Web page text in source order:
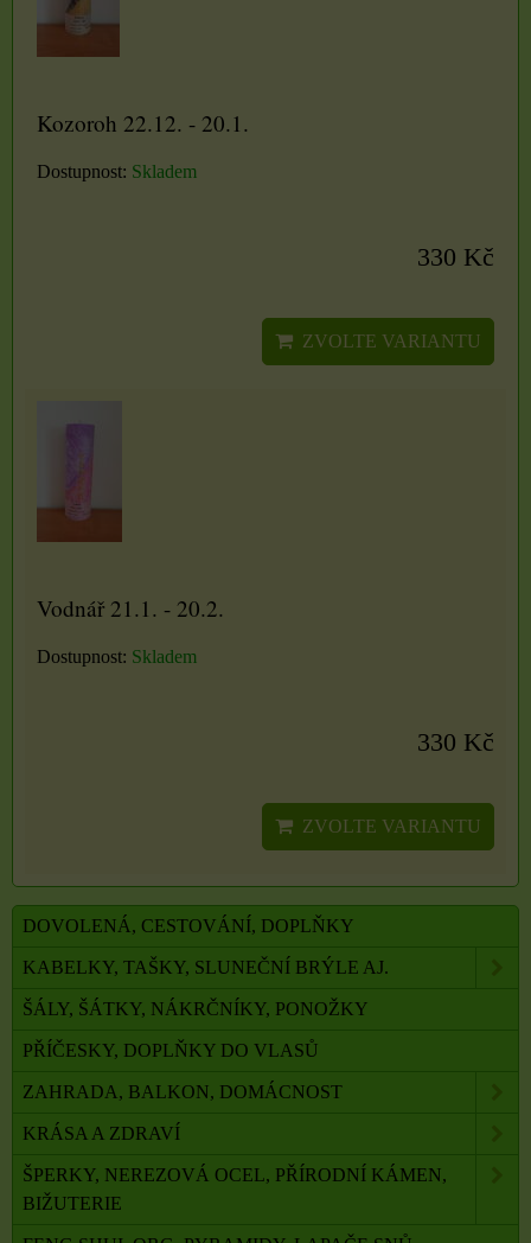
Kozoroh 22.12. - 20.1.
Dostupnost: Skladem
330 Kč
ZVOLTE VARIANTU
Vodnář 21.1. - 20.2.
Dostupnost: Skladem
330 Kč
ZVOLTE VARIANTU
DOVOLENÁ, CESTOVÁNÍ, DOPLŇKY
KABELKY, TAŠKY, SLUNEČNÍ BRÝLE AJ.
ŠÁLY, ŠÁTKY, NÁKRČNÍKY, PONOŽKY
PŘÍČESKY, DOPLŇKY DO VLASŮ
ZAHRADA, BALKON, DOMÁCNOST
KRÁSA A ZDRAVÍ
ŠPERKY, NEREZOVÁ OCEL, PŘÍRODNÍ KÁMEN,
BIŽUTERIE